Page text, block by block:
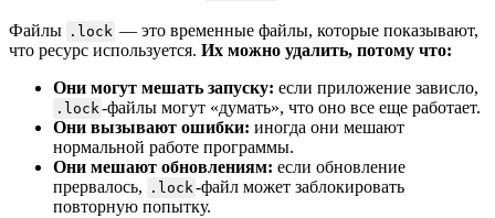
Файлы .lock — это временные файлы, которые показывают,
что ресурс используется. Их можно удалить, потому что:
Они могут мешать запуску: если приложение зависло,
.lock-файлы могут «думать», что оно все еще работает.
Они вызывают ошибки: иногда они мешают
нормальной работе программы.
Они мешают обновлениям: если обновление
прервалось,
.lock-файл может заблокировать
повторную попытку.